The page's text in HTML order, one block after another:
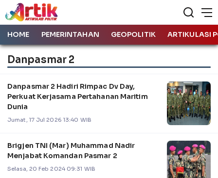
HOME PEMERINTAHAN GEOPOLITIK ARTIKULASI
Danpasmar 2
Danpasmar 2 Hadiri Rimpac Dv Day,
Perkuat Kerjasama Pertahanan Maritim
Dunia
Jumat, 17 Jul 2026 13:40 WIB
Brigjen TNI (Mar) Muhammad Nadir
Menjabat Komandan Pasmar 2
Selasa, 20 Feb 2024 09:31 WIB